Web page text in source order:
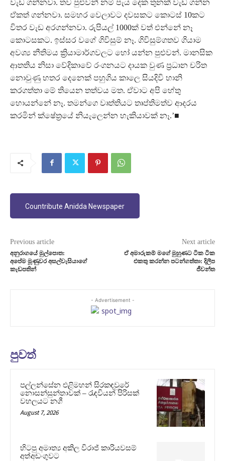
වැඩ ගන්නවා. තව පුළුවන් නම් පැය දෙක තුනක් වැඩ ගන්න
ඒකත් ගන්නවා. සමහර වෙලාවට දවසකට කොටස් 10කට
විතර වැඩ අරගන්නවා. රුපියල් 1000ක් වත් එන්නේ නෑ
කොටසකට. ඉස්සර වගේ ගිවිසුම් නෑ. ගිවිසුම්ගතව ගියාම
අවශ්‍ය නීතිමය ක්‍රියාමාර්ගවලට හෝ යන්න පුළුවන්. මානසික
ආතතිය නිසා වේදිකාවේ රංගනයට දායක වුණ ප්‍රධාන චරිත
නොවුණු හතර දෙනෙක් පහුගිය කාලෙ සියදිවි හානි
කරගත්තා මේ තියෙන තත්වය මත. ඒවාට අපි හේතු
හොයන්නේ නෑ. තමන්ගෙ වෘත්තියට තෘප්තිමත්ව ආදරය
කරමින් ක්ෂේත්‍රයේ නියැලෙන්න හැකියාවක් නෑ.’■
Countribute Anidda Newspaper
Previous article
අනුරාගයේ මුල්පොත:
අපේම මූණුවර අසල්වැසියාගේ
කැඩපතින්
Next article
ඒ අමාරුකම් මගේ මුහුණට ටික ටික
එකතු කරන්න පටන්ගත්තා: දිලීප
ජීවන්ත
- Advertisement -
පුවත්
පල්ලන්සේන එළිමහන් සිරකඳවුරේ
නොසන්සුන්තාවක් – රැඳවියන් පිරිසක්
වහලයට නගී
August 7, 2026
හිටපු අමාත්‍ය අකිල විරාජ් කාරියවසම්
අත්අඩංගුවට